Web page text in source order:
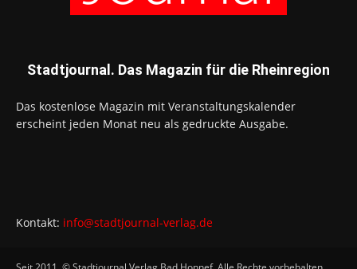
Stadtjournal. Das Magazin für die Rheinregion
Das kostenlose Magazin mit Veranstaltungskalender
erscheint jeden Monat neu als gedruckte Ausgabe.
Kontakt: info@stadtjournal-verlag.de